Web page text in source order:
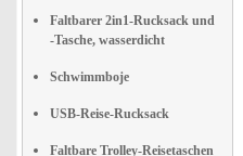
Faltbarer 2in1-Rucksack und
-Tasche, wasserdicht
Schwimmboje
USB-Reise-Rucksack
Faltbare Trolley-Reisetaschen